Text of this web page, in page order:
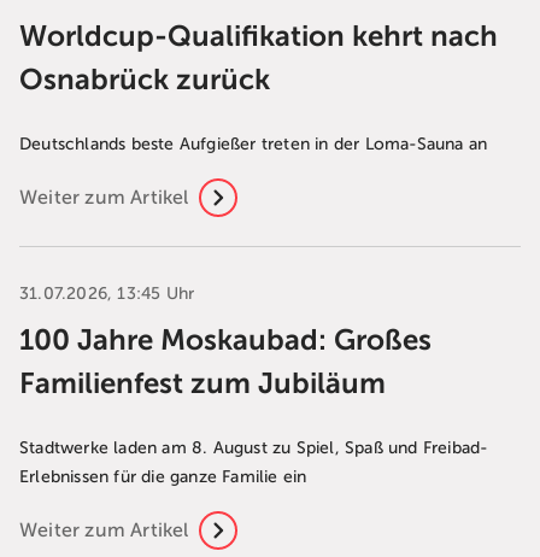
Worldcup-Qualifikation kehrt nach
Osnabrück zurück
Deutschlands beste Aufgießer treten in der Loma-Sauna an
Weiter zum Artikel
31.07.2026, 13:45 Uhr
100 Jahre Moskaubad: Großes
Familienfest zum Jubiläum
Stadtwerke laden am 8. August zu Spiel, Spaß und Freibad-
Erlebnissen für die ganze Familie ein
Weiter zum Artikel